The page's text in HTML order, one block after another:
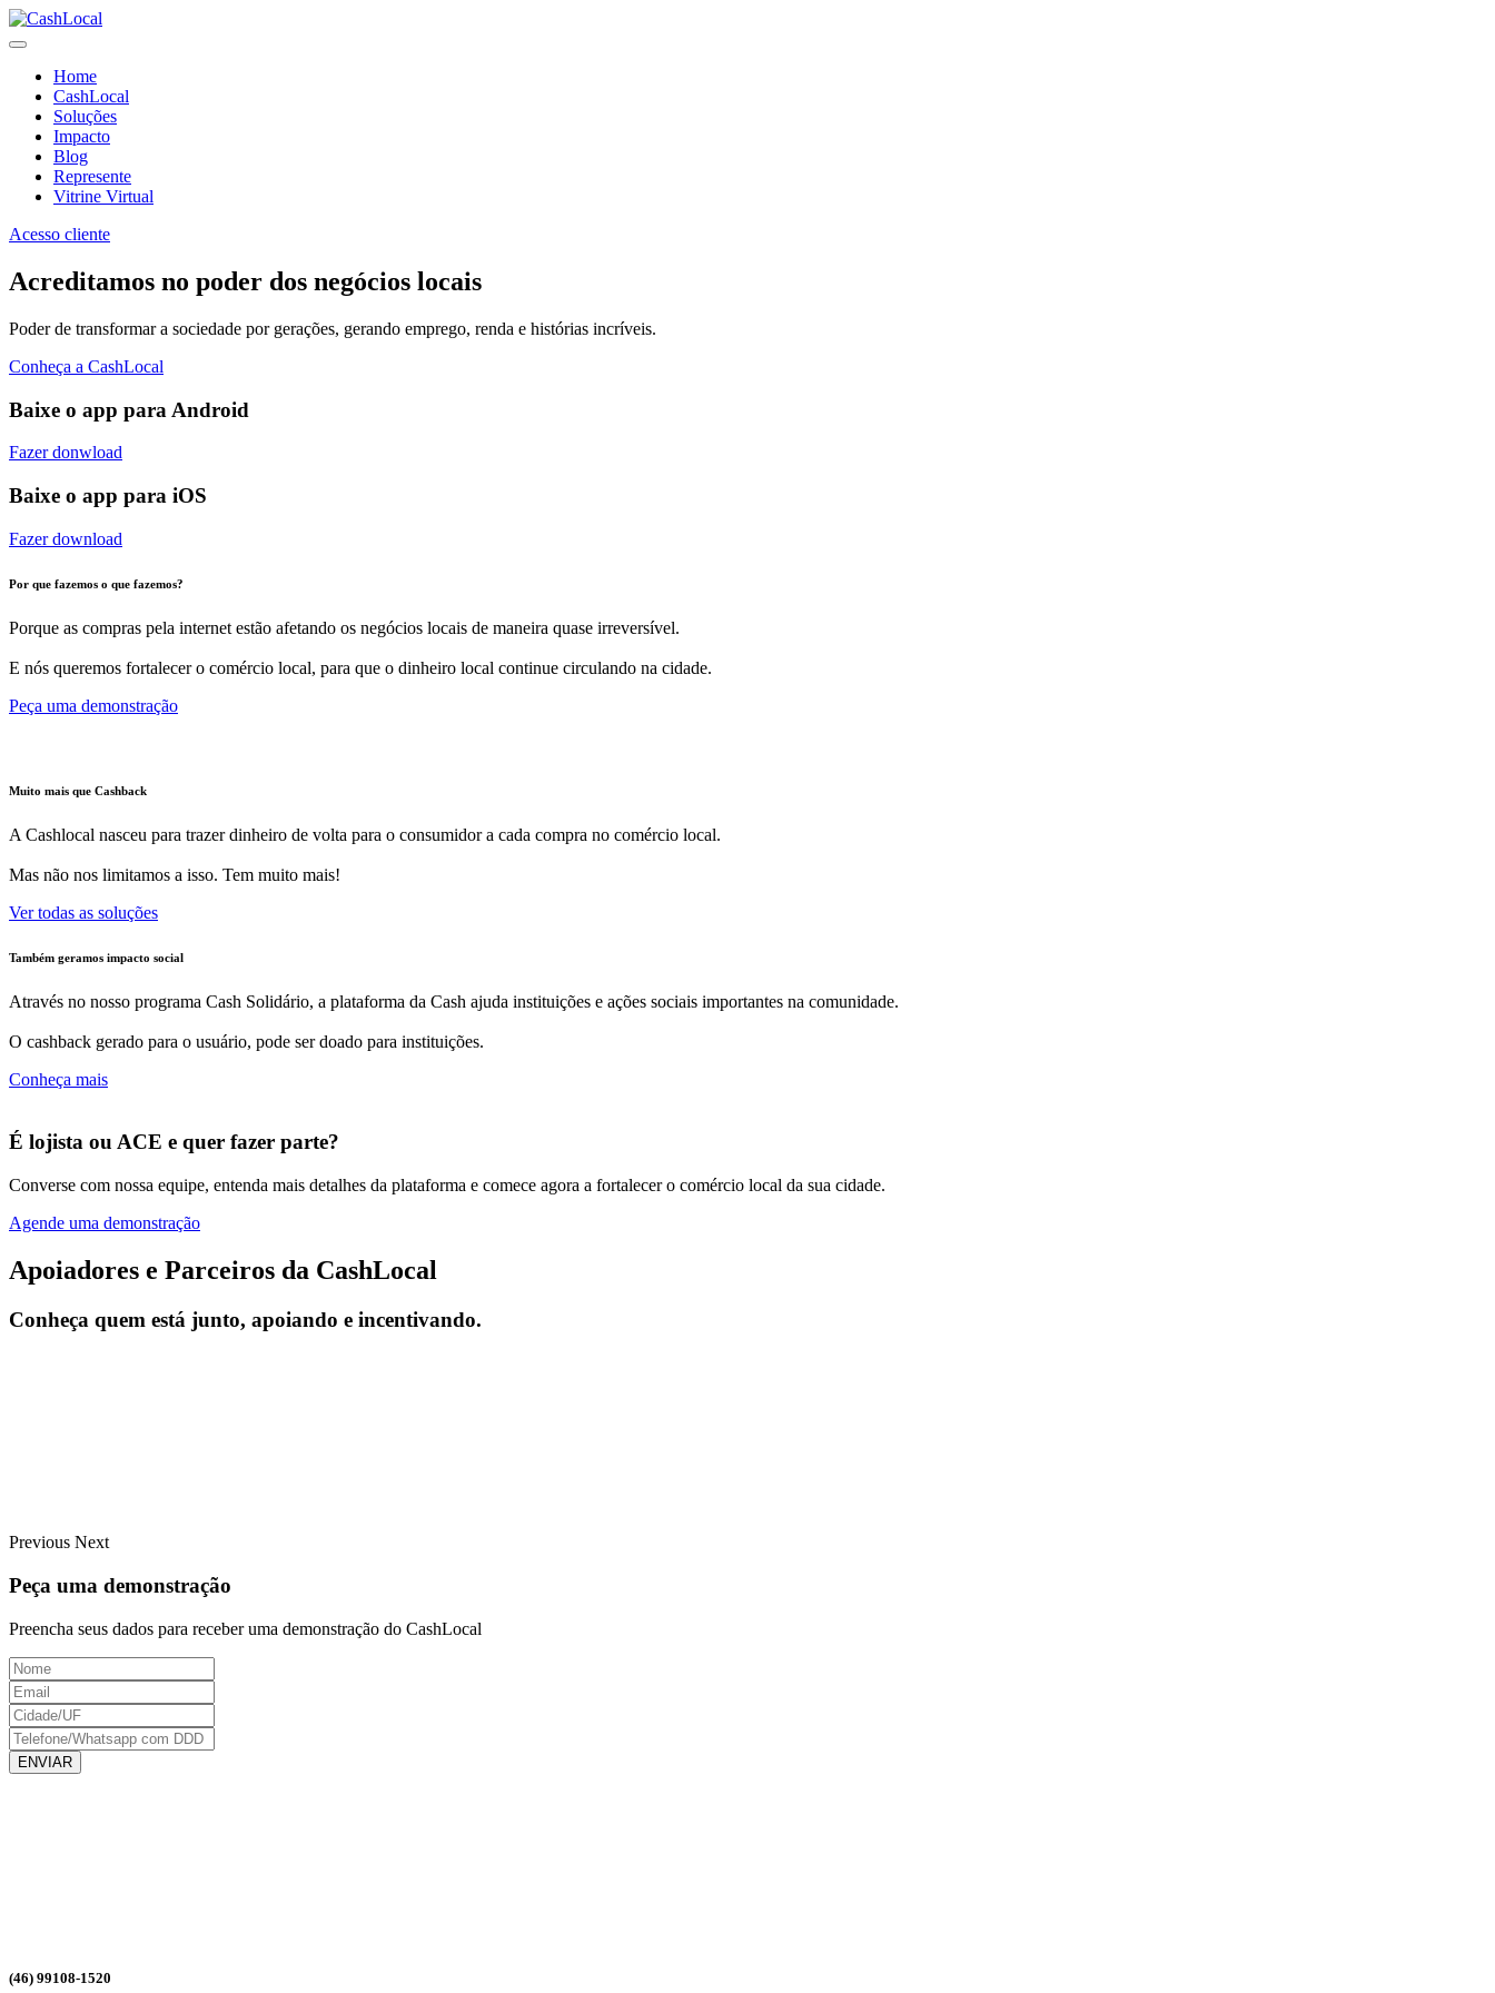
Home
CashLocal
Soluções
Impacto
Blog
Represente
Vitrine Virtual
Acesso cliente
Acreditamos no poder dos negócios locais
Poder de transformar a sociedade por gerações, gerando emprego, renda e histórias incríveis.
Conheça a CashLocal
Baixe o app para Android
Fazer donwload
Baixe o app para iOS
Fazer download
Por que fazemos o que fazemos?
Porque as compras pela internet estão afetando os negócios locais de maneira quase irreversível.
E nós queremos fortalecer o comércio local, para que o dinheiro local continue circulando na cidade.
Peça uma demonstração
Muito mais que Cashback
A Cashlocal nasceu para trazer dinheiro de volta para o consumidor a cada compra no comércio local.
Mas não nos limitamos a isso. Tem muito mais!
Ver todas as soluções
Também geramos impacto social
Através no nosso programa Cash Solidário, a plataforma da Cash ajuda instituições e ações sociais importantes na comunidade.
O cashback gerado para o usuário, pode ser doado para instituições.
Conheça mais
É lojista ou ACE e quer fazer parte?
Converse com nossa equipe, entenda mais detalhes da plataforma e comece agora a fortalecer o comércio local da sua cidade.
Agende uma demonstração
Apoiadores e Parceiros da CashLocal
Conheça quem está junto, apoiando e incentivando.
Previous Next
Peça uma demonstração
Preencha seus dados para receber uma demonstração do CashLocal
ENVIAR
(46) 99108-1520